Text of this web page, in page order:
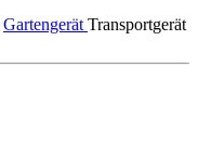
Gartengerät Transportgerät